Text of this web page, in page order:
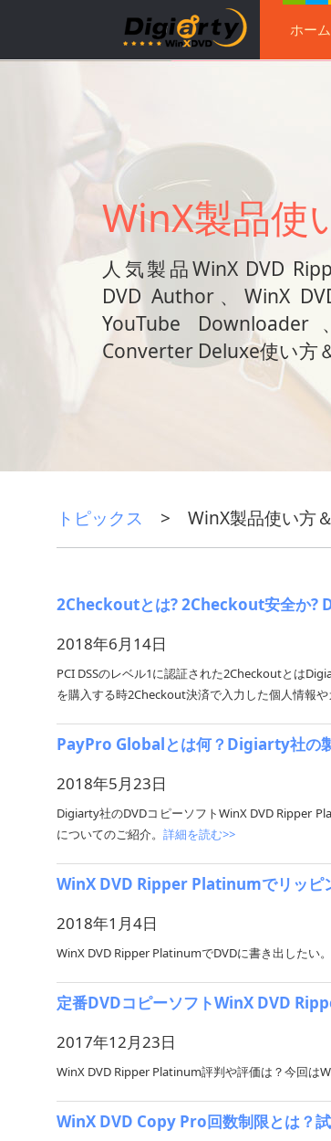
ホーム
WinX製品使
人気製品WinX DVD
DVD Author、WinX
YouTube
Converter Deluxe使い方
トピックス > WinX製品使い方
2Checkoutとは? 2Checkout安全か?
2018年6月14日
PCI DSSのレベル1に認証された2Checkoutとは
を購入する時2Checkout決済で入力した個人情報
PayPro Globalとは何？Digiarty社の
2018年5月23日
Digiarty社のDVDコピーソフトWinX DVD Ripper
についてのご紹介。 詳細を読む>>
WinX DVD Ripper Platinumでリッピ
2018年1月4日
WinX DVD Ripper PlatinumでDVDに書き出したい
定番DVDコピーソフトWinX DVD
2017年12月23日
WinX DVD Ripper Platinum評判や評価は？今回は
WinX DVD Copy Pro回数制限とは？